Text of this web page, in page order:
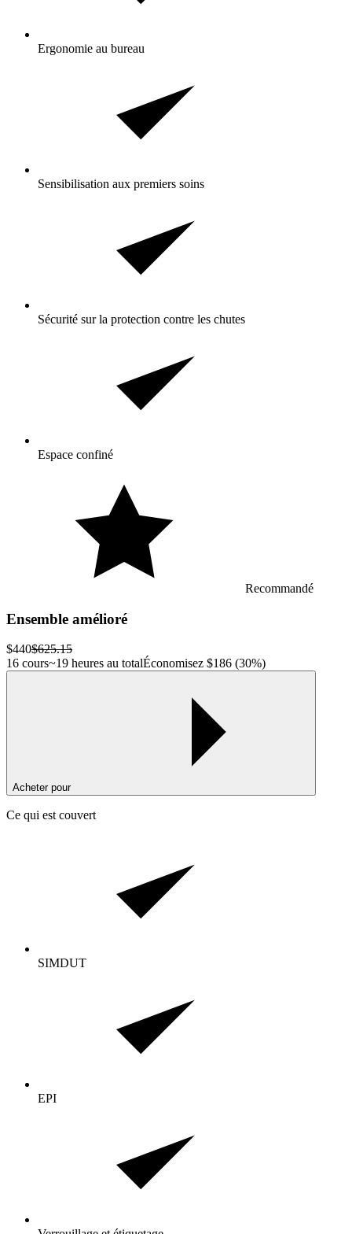
Ergonomie au bureau
Sensibilisation aux premiers soins
Sécurité sur la protection contre les chutes
Espace confiné
Recommandé
Ensemble amélioré
$440$625.15
16 cours~19 heures au totalÉconomisez $186 (30%)
Acheter pour
Ce qui est couvert
SIMDUT
EPI